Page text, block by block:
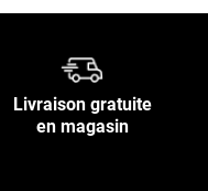
Livraison gratuite
en magasin